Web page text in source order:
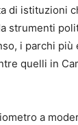
di istituzioni
strumenti
i parchi più
quelli in
a